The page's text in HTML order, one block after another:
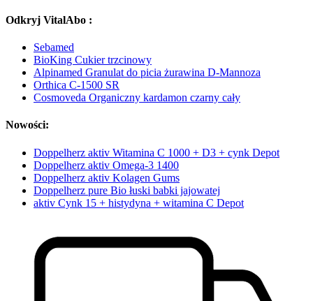
Odkryj VitalAbo :
Sebamed
BioKing Cukier trzcinowy
Alpinamed Granulat do picia żurawina D-Mannoza
Orthica C-1500 SR
Cosmoveda Organiczny kardamon czarny cały
Nowości:
Doppelherz aktiv Witamina C 1000 + D3 + cynk Depot
Doppelherz aktiv Omega-3 1400
Doppelherz aktiv Kolagen Gums
Doppelherz pure Bio łuski babki jajowatej
aktiv Cynk 15 + histydyna + witamina C Depot